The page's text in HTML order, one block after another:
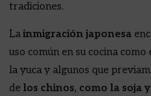
tradiciones.
La inmigración japonesa
uso común en su cocina como
la yuca y algunos que
de los chinos, como la soja